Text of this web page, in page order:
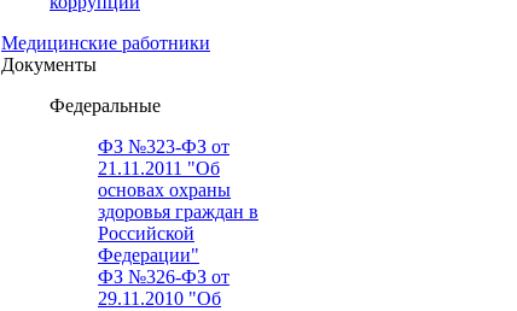
Медицинские работники
Документы
Федеральные
ФЗ №323-ФЗ от
21.11.2011 "Об
основах охраны
здоровья граждан в
Российской
Федерации"
ФЗ №326-ФЗ от
29.11.2010 "Об